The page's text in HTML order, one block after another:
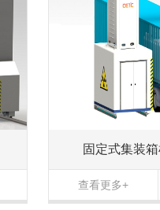
固定式集装
查看更多+